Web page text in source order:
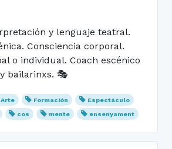
y lenguaje teatral.
Consciencia corporal.
o individual. Coach escénico
bailarinxs. 🎭
Arte Formación
Espectáculo
cos mente ensenyament